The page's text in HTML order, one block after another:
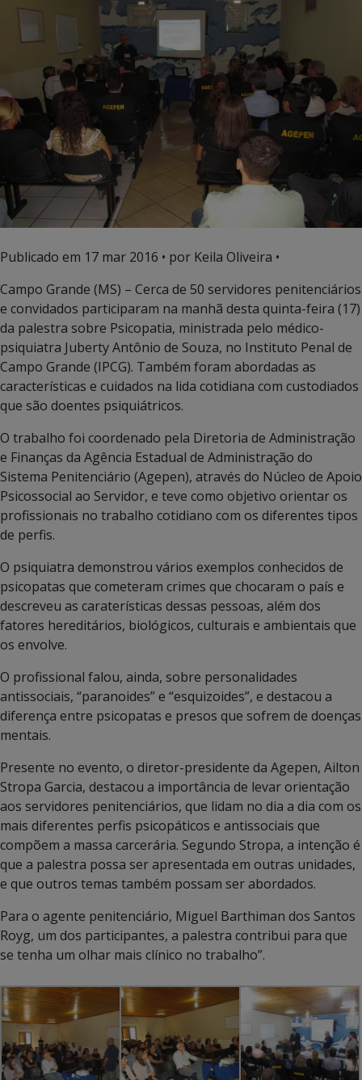
Publicado em 17 mar 2016 • por Keila Oliveira •
Campo Grande (MS) – Cerca de 50 servidores penitenciários
e convidados participaram na manhã desta quinta-feira (17)
da palestra sobre Psicopatia, ministrada pelo médico-
psiquiatra Juberty Antônio de Souza, no Instituto Penal de
Campo Grande (IPCG). Também foram abordadas as
características e cuidados na lida cotidiana com custodiados
que são doentes psiquiátricos.
O trabalho foi coordenado pela Diretoria de Administração
e Finanças da Agência Estadual de Administração do
Sistema Penitenciário (Agepen), através do Núcleo de Apoio
Psicossocial ao Servidor, e teve como objetivo orientar os
profissionais no trabalho cotidiano com os diferentes tipos
de perfis.
O psiquiatra demonstrou vários exemplos conhecidos de
psicopatas que cometeram crimes que chocaram o país e
descreveu as caraterísticas dessas pessoas, além dos
fatores hereditários, biológicos, culturais e ambientais que
os envolve.
O profissional falou, ainda, sobre personalidades
antissociais, “paranoides” e “esquizoides”, e destacou a
diferença entre psicopatas e presos que sofrem de doenças
mentais.
Presente no evento, o diretor-presidente da Agepen, Ailton
Stropa Garcia, destacou a importância de levar orientação
aos servidores penitenciários, que lidam no dia a dia com os
mais diferentes perfis psicopáticos e antissociais que
compõem a massa carcerária. Segundo Stropa, a intenção é
que a palestra possa ser apresentada em outras unidades,
e que outros temas também possam ser abordados.
Para o agente penitenciário, Miguel Barthiman dos Santos
Royg, um dos participantes, a palestra contribui para que
se tenha um olhar mais clínico no trabalho”.